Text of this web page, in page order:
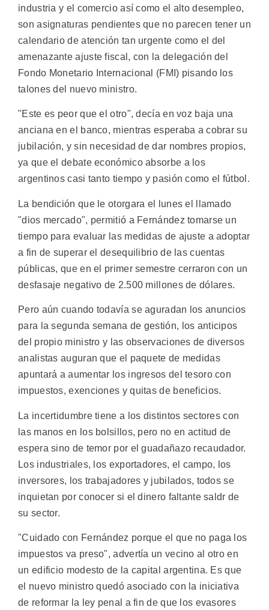
industria y el comercio así como el alto desempleo,
son asignaturas pendientes que no parecen tener un
calendario de atención tan urgente como el del
amenazante ajuste fiscal, con la delegación del
Fondo Monetario Internacional (FMI) pisando los
talones del nuevo ministro.
"Este es peor que el otro", decía en voz baja una
anciana en el banco, mientras esperaba a cobrar su
jubilación, y sin necesidad de dar nombres propios,
ya que el debate económico absorbe a los
argentinos casi tanto tiempo y pasión como el fútbol.
La bendición que le otorgara el lunes el llamado
"dios mercado", permitió a Fernández tomarse un
tiempo para evaluar las medidas de ajuste a adoptar
a fin de superar el desequilibrio de las cuentas
públicas, que en el primer semestre cerraron con un
desfasaje negativo de 2.500 millones de dólares.
Pero aún cuando todavía se aguradan los anuncios
para la segunda semana de gestión, los anticipos
del propio ministro y las observaciones de diversos
analistas auguran que el paquete de medidas
apuntará a aumentar los ingresos del tesoro con
impuestos, exenciones y quitas de beneficios.
La incertidumbre tiene a los distintos sectores con
las manos en los bolsillos, pero no en actitud de
espera sino de temor por el guadañazo recaudador.
Los industriales, los exportadores, el campo, los
inversores, los trabajadores y jubilados, todos se
inquietan por conocer si el dinero faltante saldr de
su sector.
"Cuidado con Fernández porque el que no paga los
impuestos va preso", advertía un vecino al otro en
un edificio modesto de la capital argentina. Es que
el nuevo ministro quedó asociado con la iniciativa
de reformar la ley penal a fin de que los evasores